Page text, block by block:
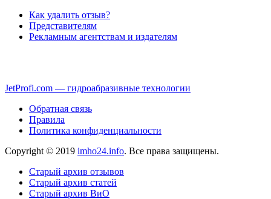
Как удалить отзыв?
Представителям
Рекламным агентствам и издателям
JetProfi.com — гидроабразивные технологии
Обратная связь
Правила
Политика конфиденциальности
Copyright © 2019 imho24.info. Все права защищены.
Старый архив отзывов
Старый архив статей
Старый архив ВиО